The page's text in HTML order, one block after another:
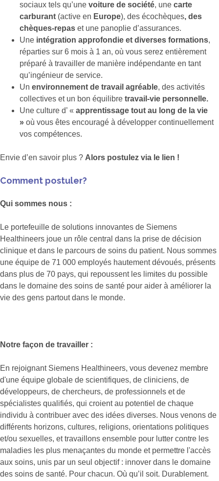
sociaux tels qu’une voiture de société, une carte
carburant (active en Europe), des écochèques, des
chèques-repas et une panoplie d’assurances.
Une intégration approfondie et diverses formations,
réparties sur 6 mois à 1 an, où vous serez entièrement
préparé à travailler de manière indépendante en tant
qu’ingénieur de service.
Un environnement de travail agréable, des activités
collectives et un bon équilibre travail-vie personnelle.
Une culture d’ « apprentissage tout au long de la vie
» où vous êtes encouragé à développer continuellement
vos compétences.
Envie d’en savoir plus ? Alors postulez via le lien !
Comment postuler?
Qui sommes nous :
Le portefeuille de solutions innovantes de Siemens
Healthineers joue un rôle central dans la prise de décision
clinique et dans le parcours de soins du patient. Nous sommes
une équipe de 71 000 employés hautement dévoués, présents
dans plus de 70 pays, qui repoussent les limites du possible
dans le domaine des soins de santé pour aider à améliorer la
vie des gens partout dans le monde.
Notre façon de travailler :
En rejoignant Siemens Healthineers, vous devenez membre
d'une équipe globale de scientifiques, de cliniciens, de
développeurs, de chercheurs, de professionnels et de
spécialistes qualifiés, qui croient au potentiel de chaque
individu à contribuer avec des idées diverses. Nous venons de
différents horizons, cultures, religions, orientations politiques
et/ou sexuelles, et travaillons ensemble pour lutter contre les
maladies les plus menaçantes du monde et permettre l'accès
aux soins, unis par un seul objectif : innover dans le domaine
des soins de santé. Pour chacun. Où qu’il soit. Durablement.